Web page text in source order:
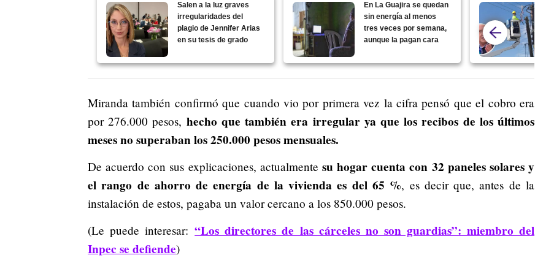
Salen a la luz graves
irregularidades del
plagio de Jennifer Arias
en su tesis de grado
En La Guajira se quedan
sin energía al menos
tres veces por semana,
aunque la pagan cara
Miranda también confirmó que cuando vio por primera vez la cifra pensó que el cobro era
por 276.000 pesos, hecho que también era irregular ya que los recibos de los últimos
meses no superaban los 250.000 pesos mensuales.
De acuerdo con sus explicaciones, actualmente su hogar cuenta con 32 paneles solares y
el rango de ahorro de energía de la vivienda es del 65 %, es decir que, antes de la
instalación de estos, pagaba un valor cercano a los 850.000 pesos.
(Le puede interesar:“Los directores de las cárceles no son guardias”: miembro del
Inpec se defiende)